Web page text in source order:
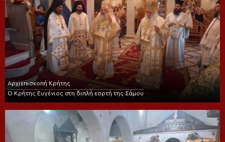
Αρχιεπισκοπή Κρήτης
Ο Κρήτης Ευγένιος στη διπλή εορτή της Σάμου